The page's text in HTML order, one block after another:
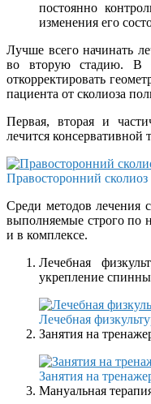
постоянно
изменения его
Лучше всего начинать
во вторую стадию. В
откорректировать
пациента от сколиоза
Первая, вторая и
лечится консервативной
Правосторонний сколиоз
Среди методов лечения
выполняемые строго по
и в комплексе.
Лечебная
укрепление
Лечебная
Занятия на
Занятия на
Мануальная